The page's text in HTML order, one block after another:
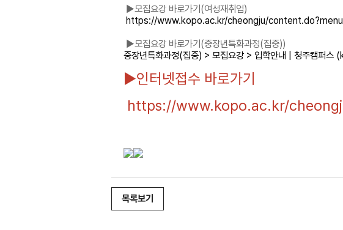
►모집요강 바로가기(여성재취업)
https://www.kopo.ac.kr/cheongju/
►모집요강 바로가기(중장년특화과정(집중))
중장년특화과정(집중) > 모집요강 > 입학안내 | 청주캠퍼스
►인터넷접수 바로가기
https://www.kopo.ac.kr/
목록보기